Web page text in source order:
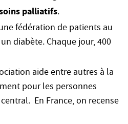
palliatifs.
fédération de patients au
diabète. Chaque jour, 400
aide entre autres à la
pour les personnes
En France, on recense